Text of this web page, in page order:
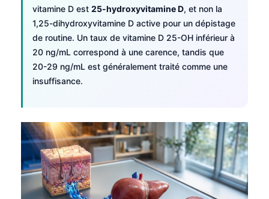
vitamine D est 25-hydroxyvitamine D, et non la
1,25-dihydroxyvitamine D active pour un dépistage
de routine. Un taux de vitamine D 25-OH inférieur à
20 ng/mL correspond à une carence, tandis que
20-29 ng/mL est généralement traité comme une
insuffisance.
Cebuano
ئۇيغۇرچە
Кыргызча
Татар теле
Esperanto
Frysk
Ślōnskŏ gŏdka
Norsk bokmål